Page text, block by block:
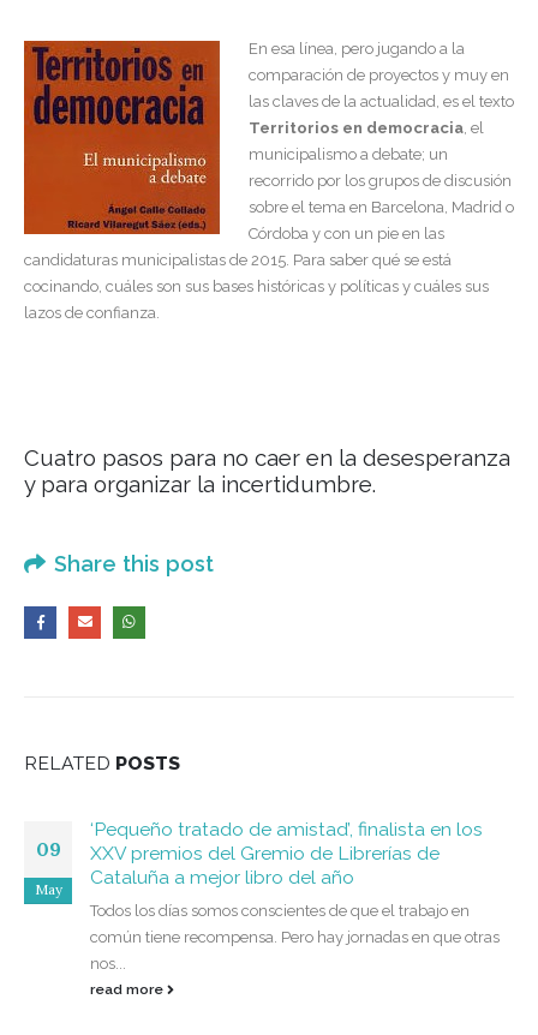
En esa línea, pero jugando a la
comparación de proyectos y muy en
las claves de la actualidad, es el texto
Territorios en democracia , el
municipalismo a debate; un
recorrido por los grupos de discusión
sobre el tema en Barcelona, Madrid o
Córdoba y con un pie en las
candidaturas municipalistas de 2015. Para saber qué se está
cocinando, cuáles son sus bases históricas y políticas y cuáles sus
lazos de confianza.
Cuatro pasos para no caer en la desesperanza
y para organizar la incertidumbre.
Share this post
RELATED POSTS
09
May
‘Pequeño tratado de amistad’, finalista en los
XXV premios del Gremio de Librerías de
Cataluña a mejor libro del año
Todos los días somos conscientes de que el trabajo en
común tiene recompensa. Pero hay jornadas en que otras
nos...
read more